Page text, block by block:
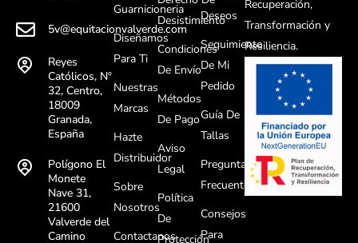
5v@equitacionvalverde.com
Reyes
Católicos, Nº
32, Centro,
18009
Granada,
España
Polígono El
Monete
Nave 31,
21600
Valverde del
Camino
Guarnicioneria
Diseñamos
Para Ti
Nuestras
Marcas
Hazte
Distribuidor
Sobre
Nosotros
Contactanos
Desistimiento
Condiciones
De Envío
Métodos
De Pago
Aviso
Legal
Política
De
Protección
Deseos
Seguimiento
De Mi
Pedido
Guía De
Tallas
Preguntas
Frecuentes
Consejos
Para
Recuperación,
Transformación y
Resiliencia.